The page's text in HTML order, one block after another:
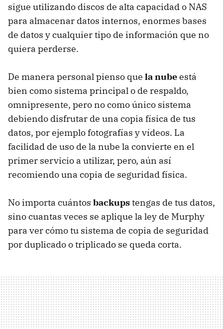
sigue utilizando discos de alta capacidad o NAS
para almacenar datos internos, enormes bases
de datos y cualquier tipo de información que no
quiera perderse.
De manera personal pienso que la nubeestá
bien como sistema principal o de respaldo,
omnipresente, pero no como único sistema
debiendo disfrutar de una copia física de tus
datos, por ejemplo fotografías y vídeos. La
facilidad de uso de la nube la convierte en el
primer servicio a utilizar, pero, aún así
recomiendo una copia de seguridad física.
No importa cuántos backupstengas de tus datos,
sino cuantas veces se aplique la ley de Murphy
para ver cómo tu sistema de copia de seguridad
por duplicado o triplicado se queda corta.